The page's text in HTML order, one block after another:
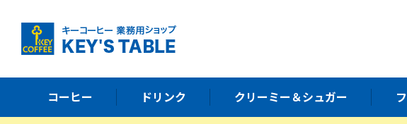
コーヒー ドリンク クリーミー＆シュガー